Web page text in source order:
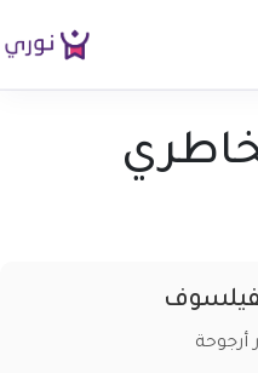
أرجوحة